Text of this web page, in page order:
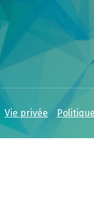
Vie privée